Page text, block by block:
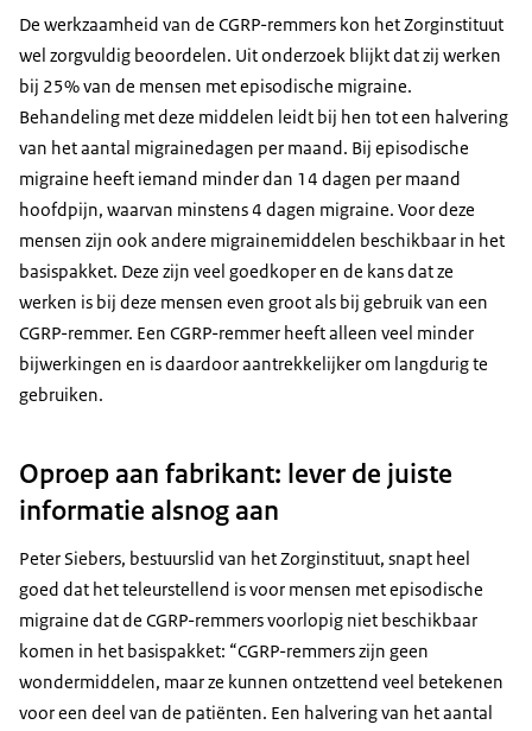
De werkzaamheid van de CGRP-remmers kon het Zorginstituut
wel zorgvuldig beoordelen. Uit onderzoek blijkt dat zij werken
bij 25% van de mensen met episodische migraine.
Behandeling met deze middelen leidt bij hen tot een halvering
van het aantal migrainedagen per maand. Bij episodische
migraine heeft iemand minder dan 14 dagen per maand
hoofdpijn, waarvan minstens 4 dagen migraine. Voor deze
mensen zijn ook andere migrainemiddelen beschikbaar in het
basispakket. Deze zijn veel goedkoper en de kans dat ze
werken is bij deze mensen even groot als bij gebruik van een
CGRP-remmer. Een CGRP-remmer heeft alleen veel minder
bijwerkingen en is daardoor aantrekkelijker om langdurig te
gebruiken.
Oproep aan fabrikant: lever de juiste
informatie alsnog aan
Peter Siebers, bestuurslid van het Zorginstituut, snapt heel
goed dat het teleurstellend is voor mensen met episodische
migraine dat de CGRP-remmers voorlopig niet beschikbaar
komen in het basispakket: “CGRP-remmers zijn geen
wondermiddelen, maar ze kunnen ontzettend veel betekenen
voor een deel van de patiënten. Een halvering van het aantal